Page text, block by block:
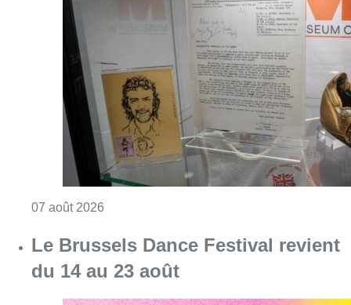
07 août 2026
Le Brussels Dance Festival revient
du 14 au 23 août